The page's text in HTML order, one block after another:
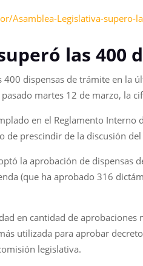
Asamblea-Legislativa-
las 400
dispensas de trámite en la
martes 12 de marzo, la
en el Reglamento Interno
de prescindir de la discusión
la aprobación de
(que ha aprobado 316
en cantidad de
utilizada para aprobar
legislativa.